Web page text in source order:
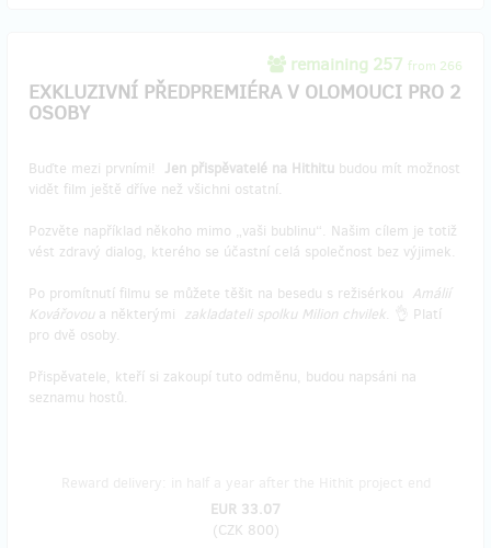
remaining 257 from 266
EXKLUZIVNÍ PŘEDPREMIÉRA V OLOMOUCI PRO 2
OSOBY
Buďte mezi prvními! Jen přispěvatelé na Hithitu budou mít možnost
vidět film ještě dříve než všichni ostatní.
Pozvěte například někoho mimo „vaši bublinu“. Našim cílem je totiž
vést zdravý dialog, kterého se účastní celá společnost bez výjimek.
Po promítnutí filmu se můžete těšit na besedu s režisérkou Amálií
Kovářovou a některými zakladateli spolku Milion chvilek. 👌 Platí
pro dvě osoby.
Přispěvatele, kteří si zakoupí tuto odměnu, budou napsáni na
seznamu hostů.
EUR 33.07
(CZK 800)